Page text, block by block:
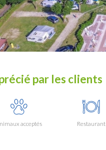
par les clients
acceptés Restaurant